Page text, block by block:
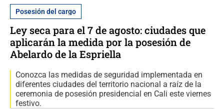
Posesión del cargo
Ley seca para el 7 de agosto: ciudades que
aplicarán la medida por la posesión de
Abelardo de la Espriella
Conozca las medidas de seguridad implementada en
diferentes ciudades del territorio nacional a raíz de la
ceremonia de posesión presidencial en Cali este viernes
festivo.